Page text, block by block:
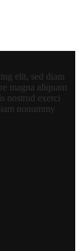
elit, sed diam
magna aliquam
nostrud exerci
nonummy